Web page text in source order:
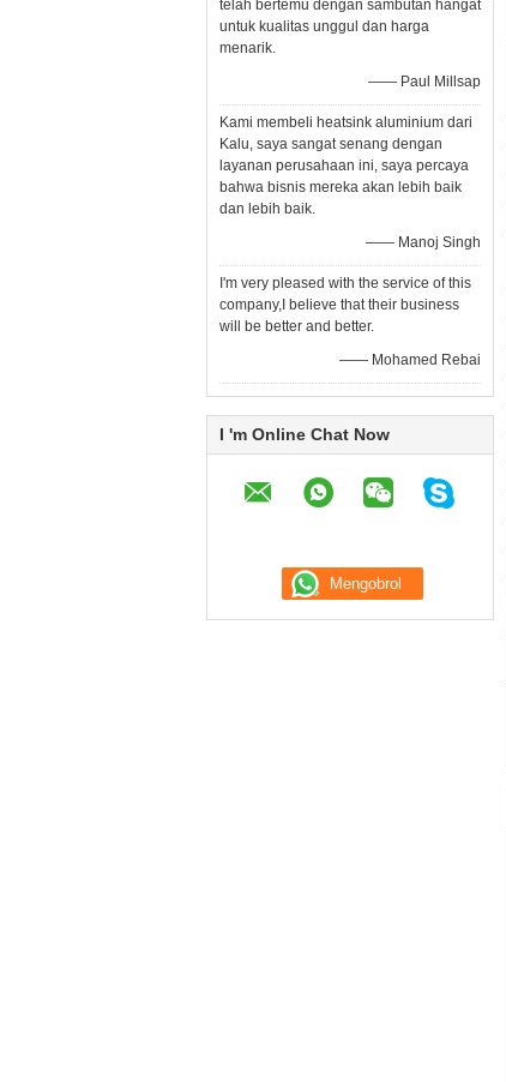
telah bertemu dengan sambutan hangat
untuk kualitas unggul dan harga
menarik.
—— Paul Millsap
Kami membeli heatsink aluminium dari
Kalu, saya sangat senang dengan
layanan perusahaan ini, saya percaya
bahwa bisnis mereka akan lebih baik
dan lebih baik.
—— Manoj Singh
I'm very pleased with the service of this
company,I believe that their business
will be better and better.
—— Mohamed Rebai
I 'm Online Chat Now